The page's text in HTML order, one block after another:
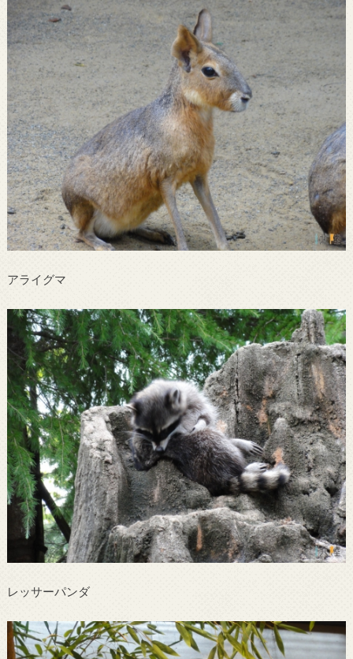
アライグマ
レッサーパンダ